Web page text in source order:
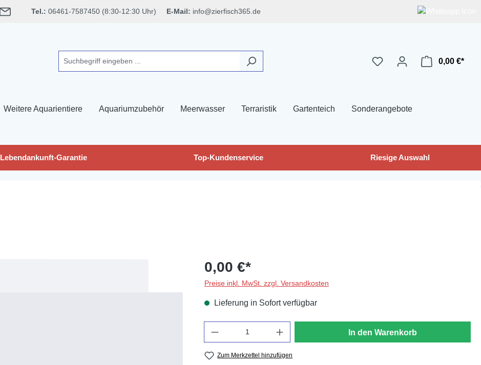
Tel.: 06461-7587450 (8:30-12:30 Uhr) E-Mail: info@zierfisch365.de
0,00 €*
Weitere Aquarientiere Aquariumzubehör Meerwasser Terraristik Gartenteich Sonderangebote
Lebendankunft-Garantie Top-Kundenservice Riesige Auswahl
0,00 €*
Preise inkl. MwSt. zzgl. Versandkosten
Lieferung in Sofort verfügbar
In den Warenkorb
Zum Merkzettel hinzufügen